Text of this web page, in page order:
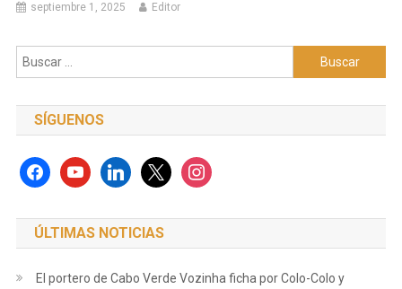
septiembre 1, 2025 Editor
Buscar:
SÍGUENOS
facebookyoutubelinkedinx instagram
ÚLTIMAS NOTICIAS
El portero de Cabo Verde Vozinha ficha por Colo-Colo y